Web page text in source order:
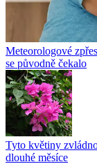
Meteorologové
se původně čekalo
Tyto květiny
dlouhé měsíce